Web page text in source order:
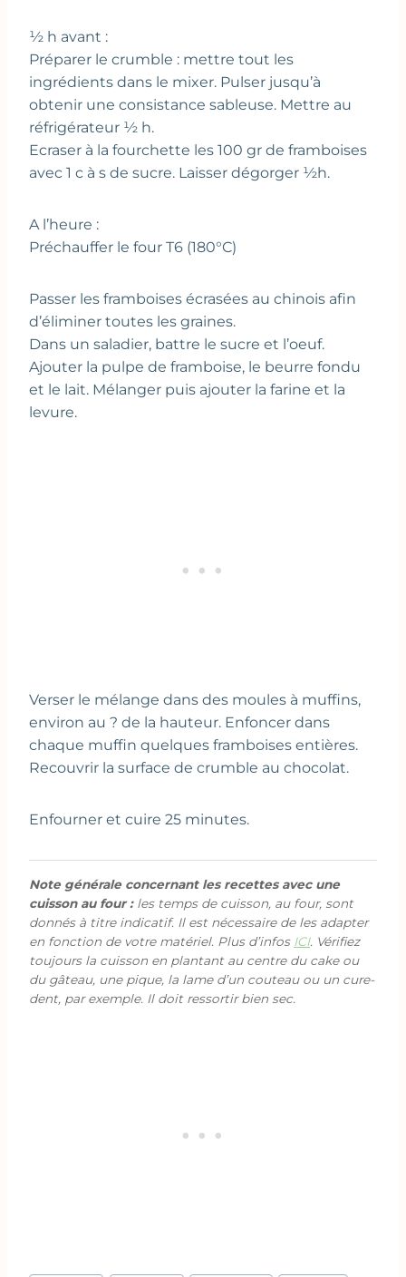
½ h avant :
Préparer le crumble : mettre tout les
ingrédients dans le mixer. Pulser jusqu’à
obtenir une consistance sableuse. Mettre au
réfrigérateur ½ h.
Ecraser à la fourchette les 100 gr de framboises
avec 1 c à s de sucre. Laisser dégorger ½h.
A l’heure :
Préchauffer le four T6 (180°C)
Passer les framboises écrasées au chinois afin
d’éliminer toutes les graines.
Dans un saladier, battre le sucre et l’oeuf.
Ajouter la pulpe de framboise, le beurre fondu
et le lait. Mélanger puis ajouter la farine et la
levure.
Verser le mélange dans des moules à muffins,
environ au ? de la hauteur. Enfoncer dans
chaque muffin quelques framboises entières.
Recouvrir la surface de crumble au chocolat.
Enfourner et cuire 25 minutes.
Note générale concernant les recettes avec une
cuisson au four :les temps de cuisson, au four, sont
donnés à titre indicatif. Il est nécessaire de les adapter
en fonction de votre matériel. Plus d’infos ICI. Vérifiez
toujours la cuisson en plantant au centre du cake ou
du gâteau, une pique, la lame d’un couteau ou un cure-
dent, par exemple. Il doit ressortir bien sec.